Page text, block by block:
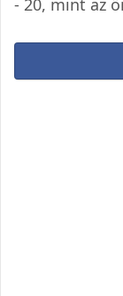
- 20, mint az